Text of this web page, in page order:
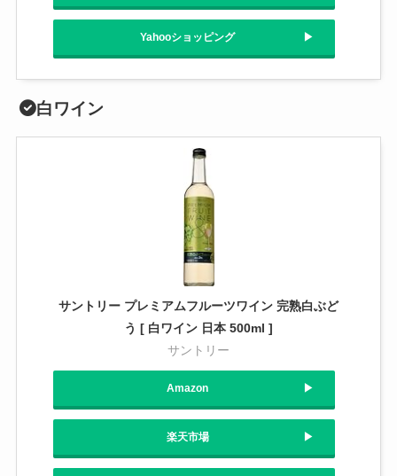
Yahooショッピング
白ワイン
サントリー プレミアムフルーツワイン 完熟白ぶど
う [ 白ワイン 日本 500ml ]
サントリー
Amazon
楽天市場